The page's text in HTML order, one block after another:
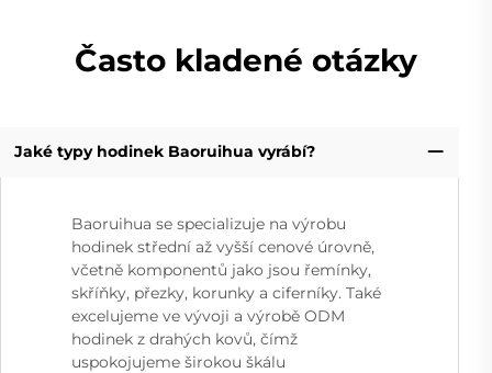
Často kladené otázky
Jaké typy hodinek Baoruihua vyrábí?
Baoruihua se specializuje na výrobu
hodinek střední až vyšší cenové úrovně,
včetně komponentů jako jsou řemínky,
skříňky, přezky, korunky a ciferníky. Také
excelujeme ve vývoji a výrobě ODM
hodinek z drahých kovů, čímž
uspokojujeme širokou škálu